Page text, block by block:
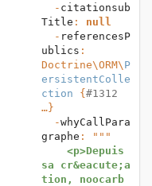
  -
citationsub
Title : null
  -
referencesP
ublics :
Doctrine\ORM\ P
ersistentColle
ction { #1312
…}
  -
whyCallPara
graphe : """
<p>Depuis
sa cr&eacute;a
tion, noocarb